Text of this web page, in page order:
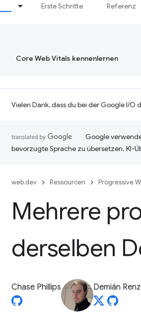
Erste Schritte Referenz
Core Web Vitals kennenlernen
Vielen Dank, dass du bei der Google I/O
Google
bevorzugte Sprache zu übersetzen. KI-
web.dev Ressourcen Progressive
Mehrere
derselben
Chase Phillips Demián